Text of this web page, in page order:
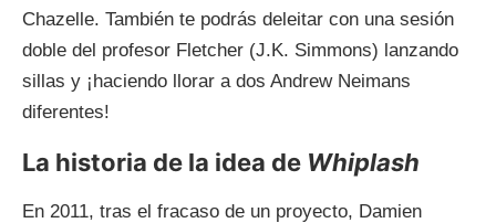
Chazelle. También te podrás deleitar con una sesión
doble del profesor Fletcher (J.K. Simmons) lanzando
sillas y ¡haciendo llorar a dos Andrew Neimans
diferentes!
La historia de la idea de Whiplash
En 2011, tras el fracaso de un proyecto, Damien